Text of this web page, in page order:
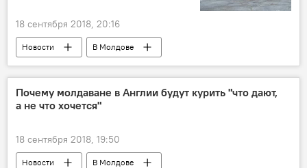
18 сентября 2018, 20:16
Новости
В Молдове
Происшествия
Республика Молдова
избиение
дедовщина
Почему молдаване в Англии будут курить "что дают,
а не что хочется"
18 сентября 2018, 19:50
Новости В Молдове